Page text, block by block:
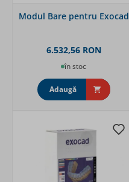
Modul Bare pentru Exocad
6.532,56 RON
în stoc
Adaugă